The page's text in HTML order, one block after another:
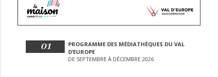
01
PROGRAMME DES MÉDIATHÈQUES DU VAL
D’EUROPE
DE SEPTEMBRE À DÉCEMBRE 2026